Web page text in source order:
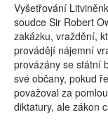
Vyšetřování
soudce Sir Robert
zakázku, vraždění,
provádějí nájemní
provázány se státní
své občany, pokud
považoval za
diktatury, ale zákon